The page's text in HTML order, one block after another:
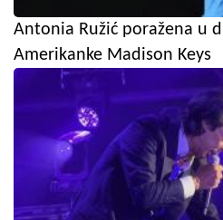
Antonia Ružić poražena u
Amerikanke Madison Keys